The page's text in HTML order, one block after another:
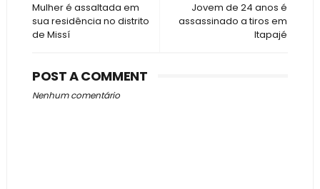
Jovem de 24 anos é
assassinado a tiros em
Itapajé
Mulher é assaltada em
sua residência no distrito
de Missí
POST A COMMENT
Nenhum comentário